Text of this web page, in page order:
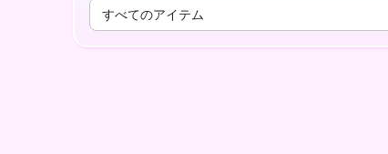
すべてのアイテム